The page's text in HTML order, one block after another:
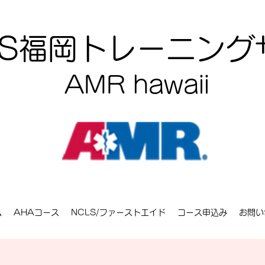
福岡トレーニング
AMR hawaii
AHAコース NCLS/ファーストエイド コース申込み お問